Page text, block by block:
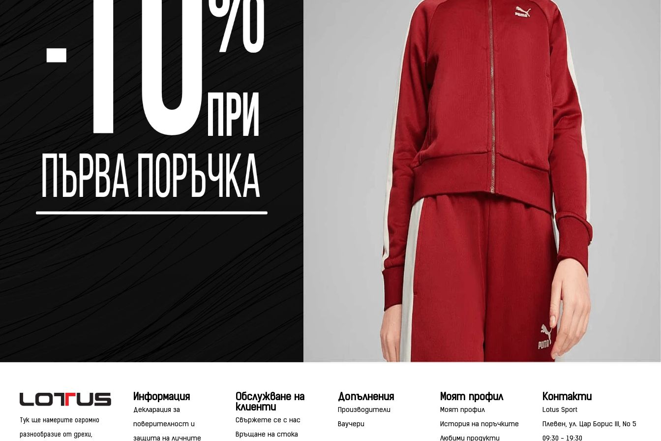
Тук ще намерите огромно
разнообразие от дрехи,
Информация
Декларация за
поверителност и
защита на личните
Обслужване на
клиенти
Свържете се с нас
Връщане на стока
Допълнения
Производители
Ваучери
Моят профил
Моят профил
История на поръчките
Любими продукти
Контакти
Lotus Sport
Плевен, ул. Цар Борис III, No 5
09:30 - 19:30